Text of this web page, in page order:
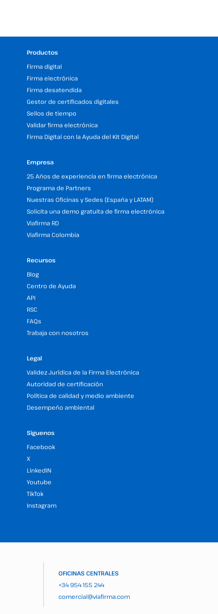
Productos
Firma digital
Firma electrónica
Firma desatendida
Gestor de certificados digitales
Sellos de tiempo
Validar firma electrónica
Firma Digital con la Ayuda del Kit Digital
Empresa
25 Años de experiencia en firma electrónica
Programa de Partners
Nuestras Oficinas y Sedes (España y LATAM)
Solicita una demo gratuita de firma electrónica
Viafirma RD
Viafirma Colombia
Recursos
Blog
Centro de Ayuda
API
RSC
FAQs
Trabaja con nosotros
Legal
Validez Jurídica de la Firma Electrónica
Autoridad de certificación
Política de calidad y medio ambiente
Desempeño ambiental
Síguenos
Facebook
X
LinkedIN
Youtube
TikTok
Instagram
OFICINAS CENTRALES
+34 954 155 244
comercial@viafirma.com